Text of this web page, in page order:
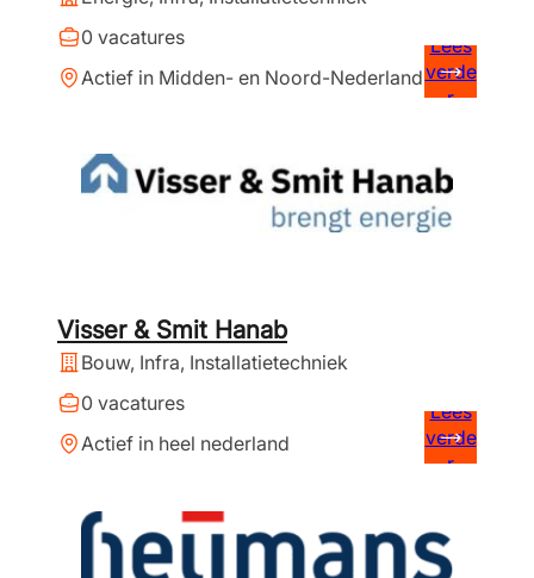
0 vacatures
Actief in Midden- en Noord-Nederland
Lees
verde
r
Visser & Smit Hanab
Bouw, Infra, Installatietechniek
0 vacatures
Actief in heel nederland
Lees
verde
r